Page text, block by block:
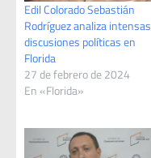
Edil Colorado Sebastián
Rodríguez analiza intensas
discusiones políticas en
Florida
27 de febrero de 2024
En «Florida»